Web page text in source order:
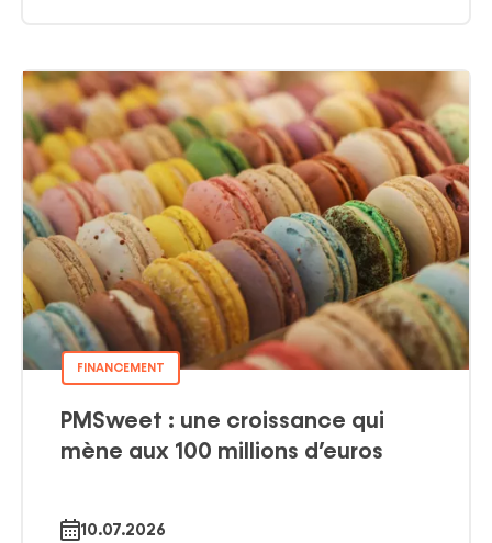
FINANCEMENT
PMSweet : une croissance qui
mène aux 100 millions d’euros
10.07.2026